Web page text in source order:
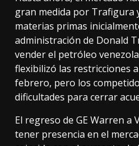
gran medida por Trafigura
materias primas
administración de Donald
vender el petróleo
flexibilizó las restricciones
febrero, pero los
dificultades para cerrar
El regreso de GE Warren a
tener presencia en el